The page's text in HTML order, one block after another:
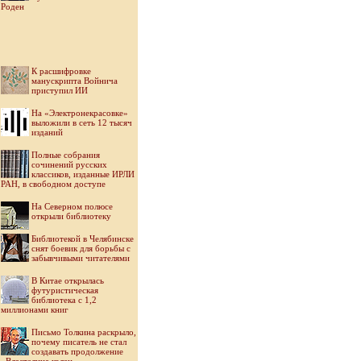
Роден
К расшифровке
манускрипта Войнича
приступил ИИ
На «Электронекрасовке»
выложили в сеть 12 тысяч
изданий
Полные собрания
сочинений русских
классиков, изданные ИРЛИ
РАН, в свободном доступе
На Северном полюсе
открыли библиотеку
Библиотекой в Челябинске
снят боевик для борьбы с
забывчивыми читателями
В Китае открылась
футуристическая
библиотека с 1,2
миллионами книг
Письмо Толкина раскрыло,
почему писатель не стал
создавать продолжение